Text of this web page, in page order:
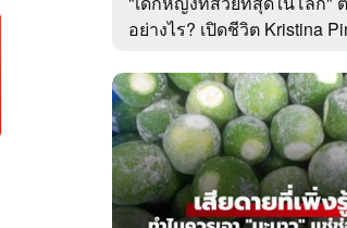
อย่างไร? เปิดชีวิต Kristina